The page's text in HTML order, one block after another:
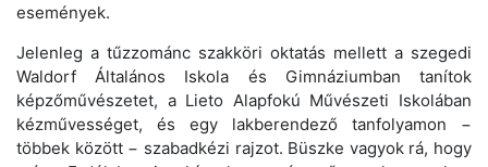
események.
Jelenleg a tűzzománc szakköri oktatás mellett a szegedi
Waldorf Általános Iskola és Gimnáziumban tanítok
képzőművészetet, a Lieto Alapfokú Művészeti Iskolában
kézművességet, és egy lakberendező tanfolyamon −
többek között − szabadkézi rajzot. Büszke vagyok rá, hogy